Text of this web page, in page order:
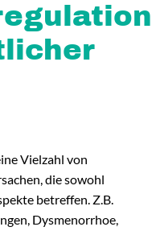
Vielzahl von
die sowohl
betreffen. Z.B.
Dysmenorrhoe,